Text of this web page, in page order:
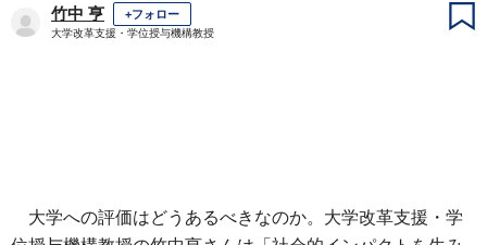
竹中 亨 +フォロー
大学改革支援・学位授与機構教授
大学への評価はどうあるべきなのか。大学改革支援・学